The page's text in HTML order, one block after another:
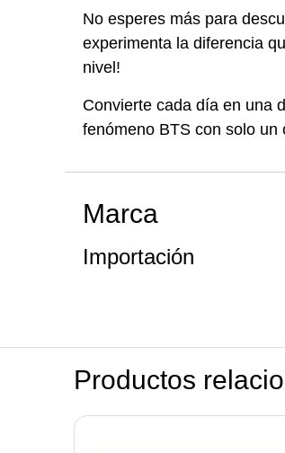
No esperes más para
experimenta la diferencia
nivel!
Convierte cada día en una
fenómeno BTS con solo un
Marca
Importación
Productos